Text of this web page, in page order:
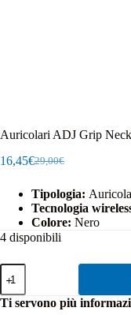
Auricolari ADJ Grip
29,00€
Il
originale
era:
29,00€.
16,45€Il
attuale
è:
16,45€.
Tipologia:
Tecnologia
Colore: Nero
4 disponibili
Auricolari
ADJ
Grip
Neckband
Ti servono più